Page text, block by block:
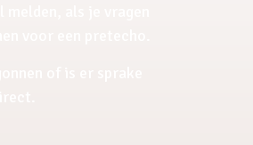
als je vragen
voor een pretecho.
of is er sprake